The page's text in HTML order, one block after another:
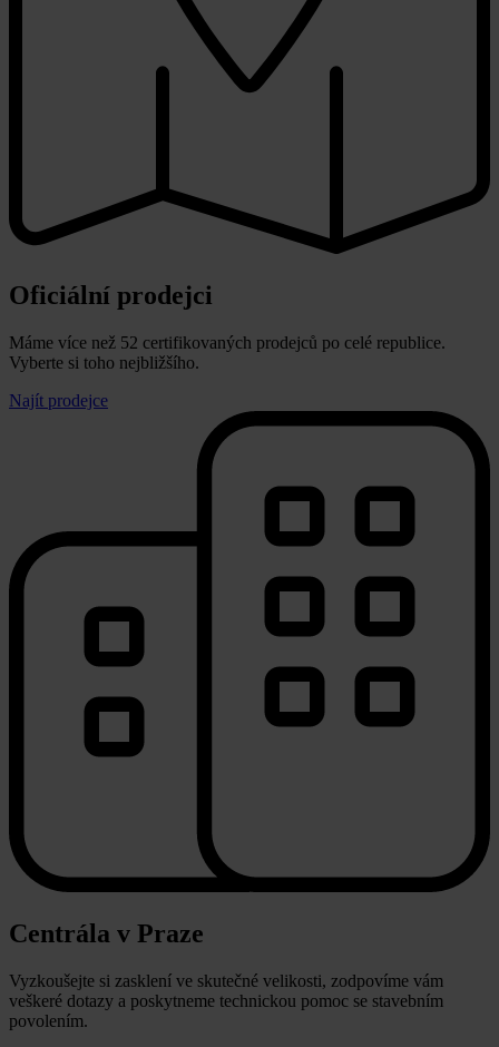
Oficiální prodejci
Máme více než 52 certifikovaných prodejců po celé republice.
Vyberte si toho nejbližšího.
Najít prodejce
Centrála v Praze
Vyzkoušejte si zasklení ve skutečné velikosti, zodpovíme vám
veškeré dotazy a poskytneme technickou pomoc se stavebním
povolením.